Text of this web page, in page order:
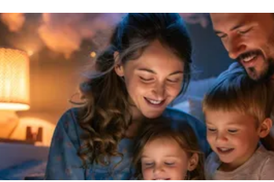
Polityka
Społeczeństwo
Wojna na Ukrainie
Świat